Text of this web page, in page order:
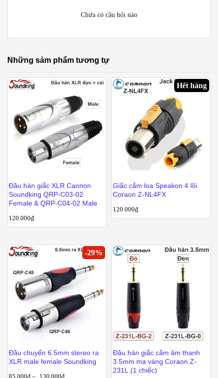
Chưa có câu hỏi nào
Những sảm phẩm tương tự
Đầu hàn giắc XLR Cannon
Soundking QRP-C03-02
Female & QRP-C04-02 Male
120.000₫
Hết hàng
Giắc cắm loa Speakon 4 lõi
Coraon Z-NL4FX
120.000₫
-29%
Đầu chuyển 6.5mm stereo ra
XLR male female Soundking
85.000₫ – 130.000₫
Đầu hàn giắc cắm âm thanh
3.5mm mạ vàng Coraon Z-
231L (1 chiếc)